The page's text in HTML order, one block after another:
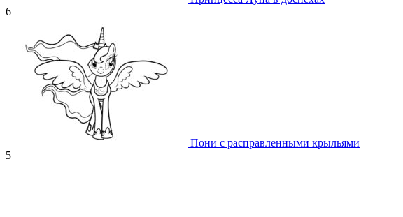
6
Пони с расправленными крыльями
5